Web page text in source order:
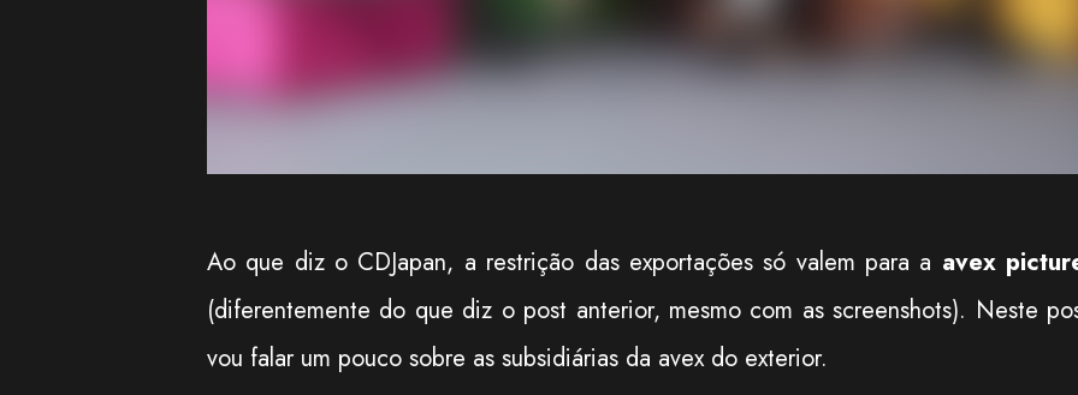
Ao que diz o CDJapan, a restrição das exportações só valem para a avex
(diferentemente do que diz o post anterior, mesmo com as screenshots). Neste
vou falar um pouco sobre as subsidiárias da avex do exterior.